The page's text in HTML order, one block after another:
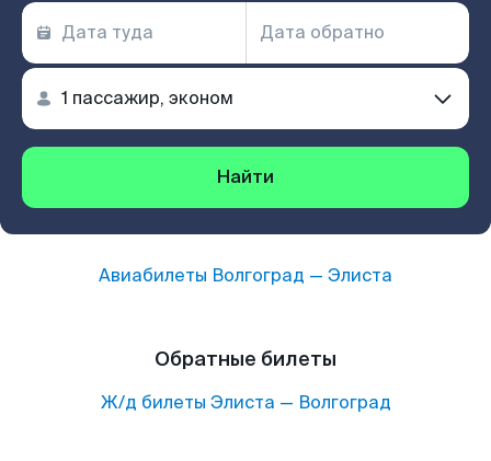
Найти
Авиабилеты Волгоград — Элиста
Обратные билеты
Ж/д билеты Элиста — Волгоград